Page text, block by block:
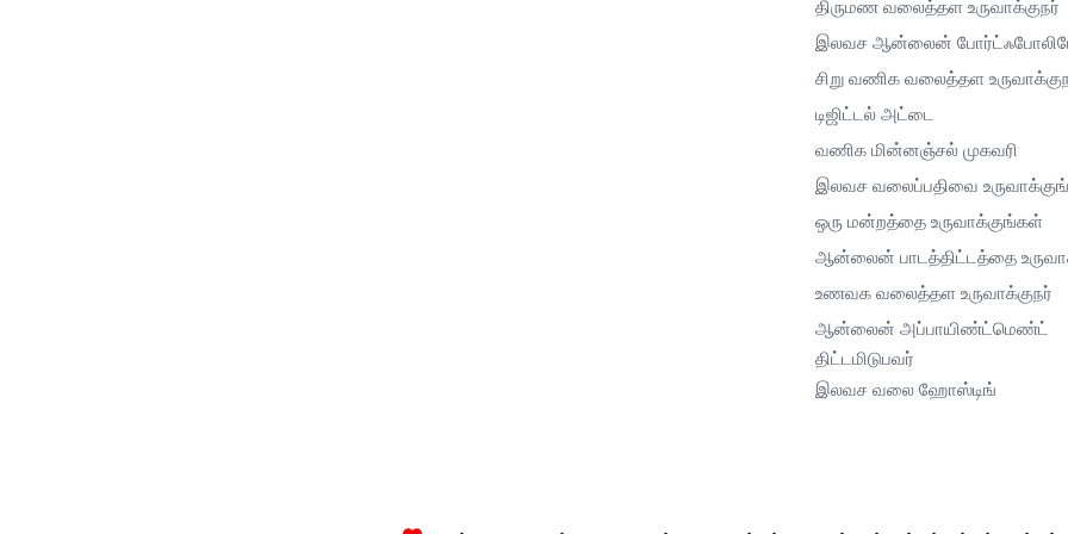
திருமண வலைத்தள உருவாக்குநர்
இலவச ஆன்லைன்
சிறு வணிக வலைத்தள
டிஜிட்டல் அட்டை
வணிக மின்னஞ்சல் முகவரி
இலவச வலைப்பதிவை
ஒரு மன்றத்தை உருவாக்குங்கள்
ஆன்லைன் பாடத்திட்டத்தை
உணவக வலைத்தள உருவாக்குநர்
ஆன்லைன் அப்பாயிண்ட்மெண்ட்
திட்டமிடுபவர்
இலவச வலை ஹோஸ்டிங்